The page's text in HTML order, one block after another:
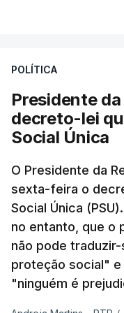
POLÍTICA
Presidente
decreto-lei
Social Única
O Presidente da
sexta-feira o
Social Única
no entanto, que o
não pode
proteção social" e
"ninguém é